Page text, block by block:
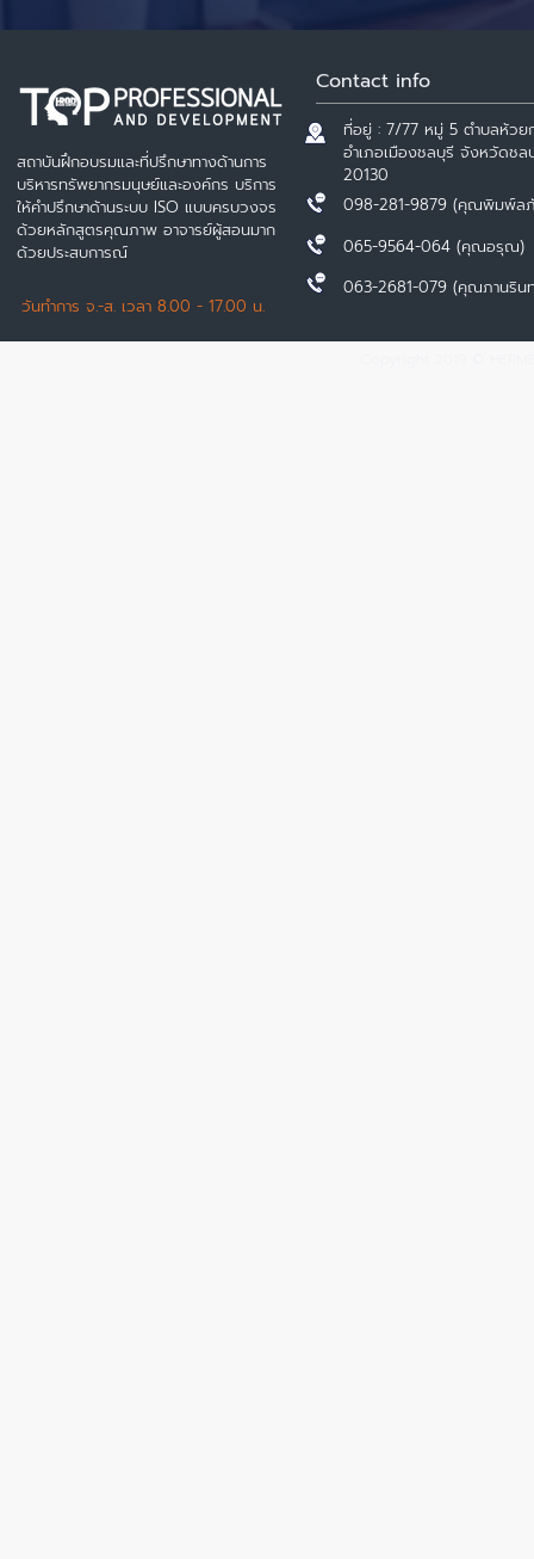
สถาบันฝึกอบรมและที่ปรึกษาทางด้านการ
บริหารทรัพยากรมนุษย์และองค์กร บริการ
ให้คำปรึกษาด้านระบบ ISO แบบครบวงจร
ด้วยหลักสูตรคุณภาพ อาจารย์ผู้สอนมาก
ด้วยประสบการณ์
วันทำการ จ.-ส. เวลา 8.00 - 17.00 น.
Contact info
ที่อยู่ : 7/77 หมู่ 5 ตำบลห้วย
อำเภอเมืองชลบุรี จังหวัดชล
20130
098-281-9879 (คุณพิมพ์ล
065-9564-064 (คุณอรุณ)
063-2681-079 (คุณภานริน